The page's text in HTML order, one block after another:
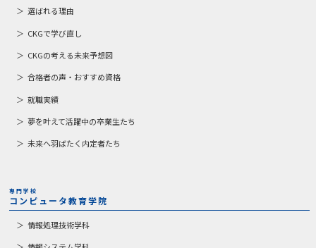
選ばれる理由
CKGで学び直し
CKGの考える未来予想図
合格者の声・おすすめ資格
就職実績
夢を叶えて活躍中の卒業生たち
未来へ羽ばたく内定者たち
専門学校
コンピュータ教育学院
情報処理技術学科